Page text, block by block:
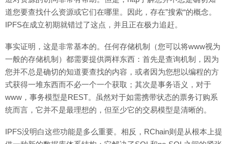
道您要查找什么资源或它们在哪里。因此，存在”搜索“的概念。
IPFS在成立初期就错过了这点，并且正在极力追赶。
事实证明，这是非常基本的。任何存储机制（您可以将www视为
一般的存储机制）都需要提供两样东西：首先是查询机制，因为
您并不总是确切的知道要查找的内容，或者因为您想以编程的方
式获得一堆东西而不必一个一个获取；其次是事务语义，对于
www，事务模型是REST。虽然对于如需携带状态的票务订购系
统而言，它并不是最理想的，但至少它的交易模型是清晰的。
IPFS没明白这些功能是多么重要。相反，RChain则是从根本上提